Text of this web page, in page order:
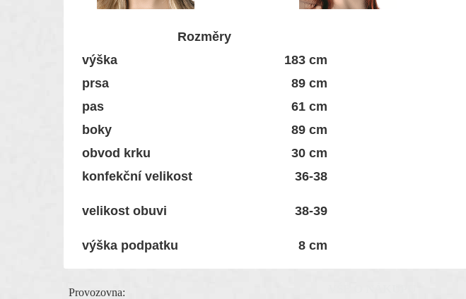
Rozměry
výška
183 cm
prsa
89 cm
pas
61 cm
boky
89 cm
obvod krku
30 cm
konfekční velikost
36-38
velikost obuvi 38-39
výška podpatku 8 cm
Provozovna: